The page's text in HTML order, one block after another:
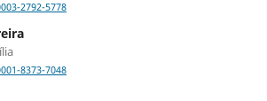
2792-5778
8373-7048